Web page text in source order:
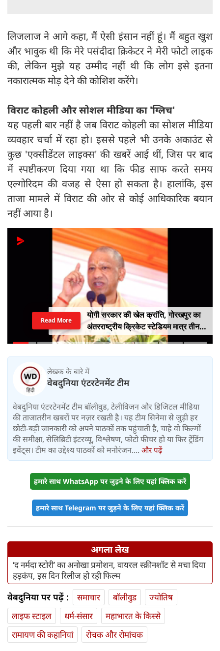
लिजलाज ने आगे कहा, मैं ऐसी इंसान नहीं हूं। मैं बहुत खुश
और भावुक थी कि मेरे पसंदीदा क्रिकेटर ने मेरी फोटो लाइक
की, लेकिन मुझे यह उम्मीद नहीं थी कि लोग इसे इतना
नकारात्मक मोड़ देने की कोशिश करेंगे।
विराट कोहली और सोशल मीडिया का 'ग्लिच'
यह पहली बार नहीं है जब विराट कोहली का सोशल मीडिया
व्यवहार चर्चा में रहा हो। इससे पहले भी उनके अकाउंट से
कुछ 'एक्सीडेंटल लाइक्स' की खबरें आई थीं, जिस पर बाद
में स्पष्टीकरण दिया गया था कि फीड साफ करते समय
एल्गोरिदम की वजह से ऐसा हो सकता है। हालांकि, इस
ताजा मामले में विराट की ओर से कोई आधिकारिक बयान
नहीं आया है।
योगी सरकार की खेल क्रांति, गोरखपुर का
अंतरराष्ट्रीय क्रिकेट स्टेडियम मात्र तीन
महीने में लगभग 20% तैयार
Read More
लेखक के बारे में
वेबदुनिया एंटरटेनमेंट टीम
वेबदुनिया एंटरटेनमेंट टीम बॉलीवुड, टेलीविजन और डिजिटल मीडिया
की ताजातरीन खबरों पर नज़र रखती है। यह टीम सिनेमा से जुड़ी हर
छोटी-बड़ी जानकारी को अपने पाठकों तक पहुंचाती है, चाहे वो फिल्मों
की समीक्षा, सेलिब्रिटी इंटरव्यू, विश्लेषण, फोटो फीचर हो या फिर ट्रेंडिंग
इवेंट्स। टीम का उद्देश्य पाठकों को मनोरंजन.... और पढ़ें
हमारे साथ WhatsApp पर जुड़ने के लिए यहां क्लिक करें
हमारे साथ Telegram पर जुड़ने के लिए यहां क्लिक करें
अगला लेख
‘द नर्मदा स्टोरी’ का अनोखा प्रमोशन, वायरल स्क्रीनशॉट से मचा दिया
हड़कंप, इस दिन रिलीज हो रही फिल्म
वेबदुनिया पर पढ़ें : समाचार बॉलीवुड
ज्योतिष
लाइफ स्‍टाइल
धर्म-संसार
महाभारत के किस्से
रामायण की कहानियां
रोचक और रोमांचक